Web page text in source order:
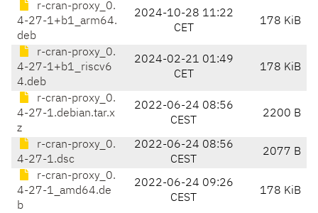
r-cran-proxy_0.
4-27-1+b1_arm64.
deb
2024-10-28 11:22
CET
178 KiB
r-cran-proxy_0.
4-27-1+b1_riscv6
4.deb
2024-02-21 01:49
CET
178 KiB
r-cran-proxy_0.
4-27-1.debian.tar.x
z
2022-06-24 08:56
CEST
2200 B
r-cran-proxy_0.
4-27-1.dsc
2022-06-24 08:56
CEST
2077 B
r-cran-proxy_0.
4-27-1_amd64.de
b
2022-06-24 09:26
CEST
178 KiB